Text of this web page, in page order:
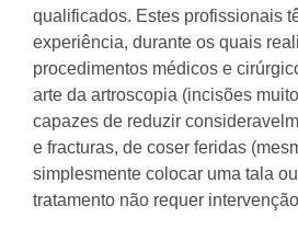
qualificados. Estes profissionais
experiência, durante os quais
procedimentos médicos e
arte da artroscopia (incisões
capazes de reduzir
e fracturas, de coser feridas
simplesmente colocar uma tala
tratamento não requer